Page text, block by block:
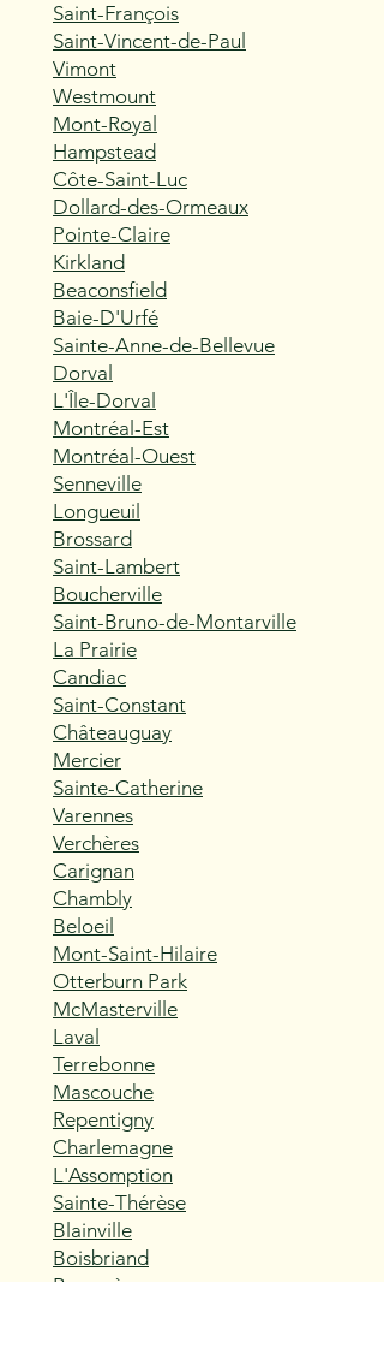
Saint-François
Saint-Vincent-de-Paul
Vimont
Westmount
Mont-Royal
Hampstead
Côte-Saint-Luc
Dollard-des-Ormeaux
Pointe-Claire
Kirkland
Beaconsfield
Baie-D'Urfé
Sainte-Anne-de-Bellevue
Dorval
L'Île-Dorval
Montréal-Est
Montréal-Ouest
Senneville
Longueuil
Brossard
Saint-Lambert
Boucherville
Saint-Bruno-de-Montarville
La Prairie
Candiac
Saint-Constant
Châteauguay
Mercier
Sainte-Catherine
Varennes
Verchères
Carignan
Chambly
Beloeil
Mont-Saint-Hilaire
Otterburn Park
McMasterville
Laval
Terrebonne
Mascouche
Repentigny
Charlemagne
L'Assomption
Sainte-Thérèse
Blainville
Boisbriand
Rosemère